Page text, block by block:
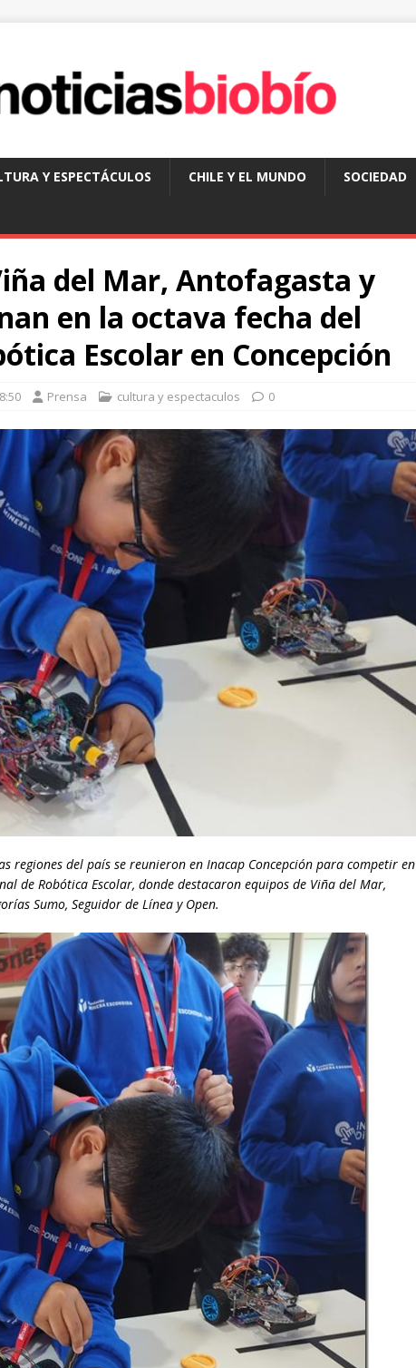
Y ESPECTÁCULOS CHILE Y EL MUNDO SOCIEDAD
del Mar, Antofagasta y
en la octava fecha del
Escolar en Concepción
Prensa cultura y espectaculos 0
regiones del país se reunieron en Inacap Concepción para competir en
de Robótica Escolar, donde destacaron equipos de Viña del Mar,
Sumo, Seguidor de Línea y Open.